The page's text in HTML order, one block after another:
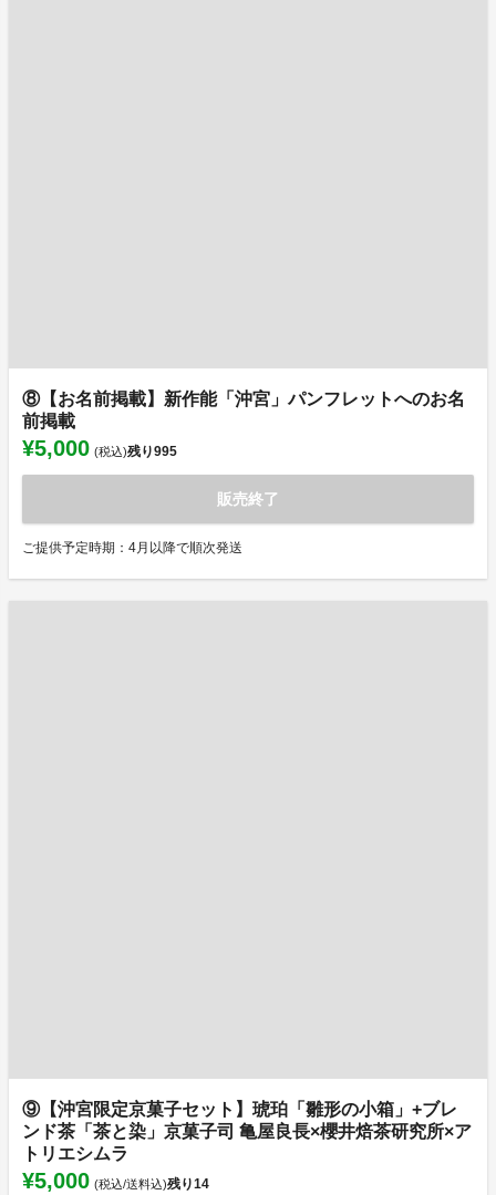
⑧【お名前掲載】新作能「沖宮」パンフレットへのお名
前掲載
¥5,000 (税込)残り995
販売終了
ご提供予定時期：4月以降で順次発送
⑨【沖宮限定京菓子セット】琥珀「雛形の小箱」+ブレ
ンド茶「茶と染」京菓子司 亀屋良長×櫻井焙茶研究所×ア
トリエシムラ
¥5,000 (税込/送料込)残り14